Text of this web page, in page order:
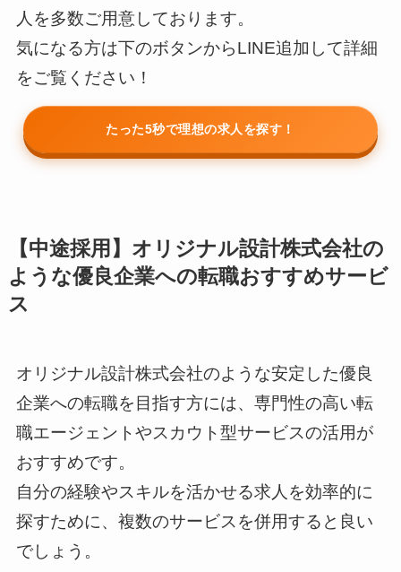
人を多数ご用意しております。
気になる方は下のボタンからLINE追加して詳細
をご覧ください！
たった5秒で理想の求人を探す！
【中途採用】オリジナル設計株式会社の
ような優良企業への転職おすすめサービ
ス
オリジナル設計株式会社のような安定した優良
企業への転職を目指す方には、専門性の高い転
職エージェントやスカウト型サービスの活用が
おすすめです。
自分の経験やスキルを活かせる求人を効率的に
探すために、複数のサービスを併用すると良い
でしょう。